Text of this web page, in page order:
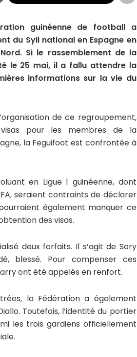
guinéenne de football a
du Syli national en Espagne en
Si le rassemblement de la
le 25 mai, il a fallu attendre la
informations sur la vie du
de ce regroupement,
pour les membres de la
la Feguifoot est confrontée à
en Ligue 1 guinéenne, dont
seraient contraints de déclarer
également manquer ce
des visas.
deux forfaits. Il s’agit de Sory
blessé. Pour compenser ces
ont été appelés en renfort.
la Fédération a également
Toutefois, l’identité du portier
les trois gardiens officiellement